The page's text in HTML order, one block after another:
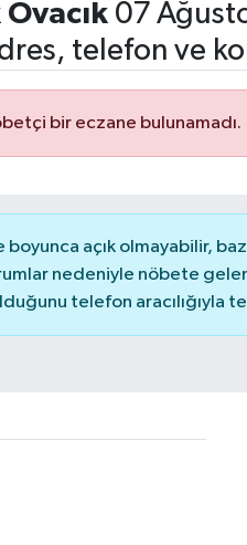
Ovacık07
telefon ve
bir eczane bulunamadı.
açık olmayabilir,
nedeniyle nöbete
telefon aracılığıyla